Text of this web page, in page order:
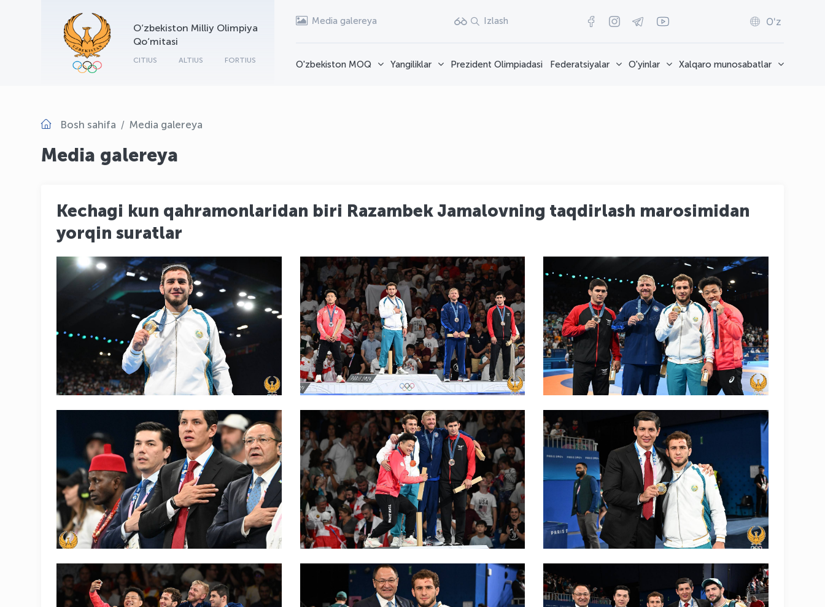
O‘zbekiston Milliy Olimpiya
Qo‘mitasi
CITIUS ALTIUS FORTIUS
Media galereya Izlash O'z
O'zbekiston MOQ Yangiliklar Prezident Olimpiadasi Federatsiyalar O'yinlar Xalqaro munosabatlar
Bosh sahifa Media galereya
Media galereya
Kechagi kun qahramonlaridan biri Razambek Jamalovning taqdirlash marosimidan
yorqin suratlar